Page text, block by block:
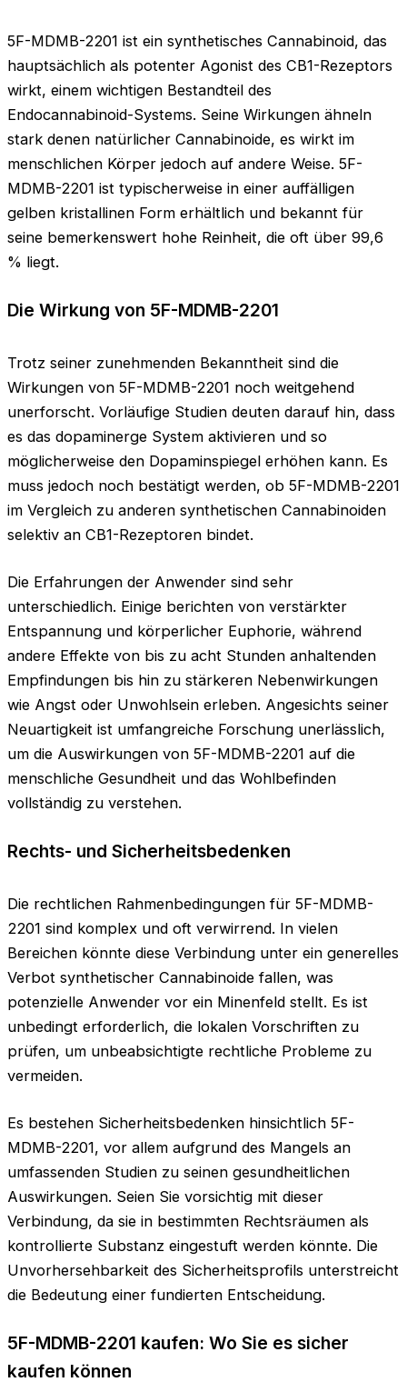
5F-MDMB-2201 ist ein synthetisches Cannabinoid, das
hauptsächlich als potenter Agonist des CB1-Rezeptors
wirkt, einem wichtigen Bestandteil des
Endocannabinoid-Systems. Seine Wirkungen ähneln
stark denen natürlicher Cannabinoide, es wirkt im
menschlichen Körper jedoch auf andere Weise. 5F-
MDMB-2201 ist typischerweise in einer auffälligen
gelben kristallinen Form erhältlich und bekannt für
seine bemerkenswert hohe Reinheit, die oft über 99,6
% liegt.
Die Wirkung von 5F-MDMB-2201
Trotz seiner zunehmenden Bekanntheit sind die
Wirkungen von 5F-MDMB-2201 noch weitgehend
unerforscht. Vorläufige Studien deuten darauf hin, dass
es das dopaminerge System aktivieren und so
möglicherweise den Dopaminspiegel erhöhen kann. Es
muss jedoch noch bestätigt werden, ob 5F-MDMB-2201
im Vergleich zu anderen synthetischen Cannabinoiden
selektiv an CB1-Rezeptoren bindet.
Die Erfahrungen der Anwender sind sehr
unterschiedlich. Einige berichten von verstärkter
Entspannung und körperlicher Euphorie, während
andere Effekte von bis zu acht Stunden anhaltenden
Empfindungen bis hin zu stärkeren Nebenwirkungen
wie Angst oder Unwohlsein erleben. Angesichts seiner
Neuartigkeit ist umfangreiche Forschung unerlässlich,
um die Auswirkungen von 5F-MDMB-2201 auf die
menschliche Gesundheit und das Wohlbefinden
vollständig zu verstehen.
Rechts- und Sicherheitsbedenken
Die rechtlichen Rahmenbedingungen für 5F-MDMB-
2201 sind komplex und oft verwirrend. In vielen
Bereichen könnte diese Verbindung unter ein generelles
Verbot synthetischer Cannabinoide fallen, was
potenzielle Anwender vor ein Minenfeld stellt. Es ist
unbedingt erforderlich, die lokalen Vorschriften zu
prüfen, um unbeabsichtigte rechtliche Probleme zu
vermeiden.
Es bestehen Sicherheitsbedenken hinsichtlich 5F-
MDMB-2201, vor allem aufgrund des Mangels an
umfassenden Studien zu seinen gesundheitlichen
Auswirkungen. Seien Sie vorsichtig mit dieser
Verbindung, da sie in bestimmten Rechtsräumen als
kontrollierte Substanz eingestuft werden könnte. Die
Unvorhersehbarkeit des Sicherheitsprofils unterstreicht
die Bedeutung einer fundierten Entscheidung.
5F-MDMB-2201 kaufen: Wo Sie es sicher
kaufen können